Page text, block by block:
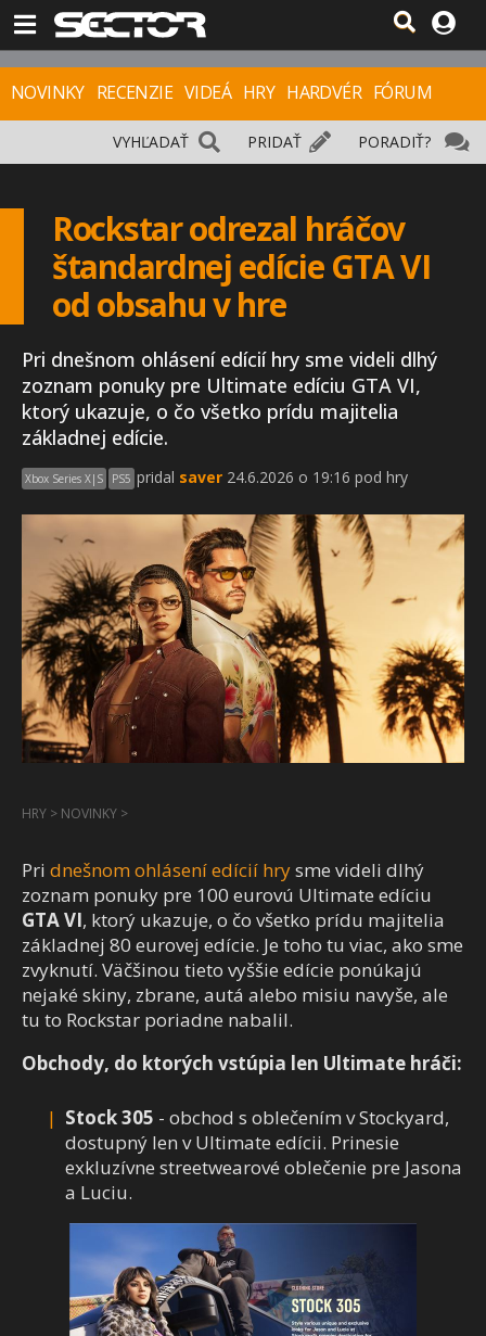
NOVINKY RECENZIE VIDEÁ HRY HARDVÉR FÓRUM
PORADIŤ?
PRIDAŤ
VYHĽADAŤ
Rockstar odrezal hráčov
štandardnej edície GTA VI
od obsahu v hre
Pri dnešnom ohlásení edícií hry sme videli dlhý
zoznam ponuky pre Ultimate edíciu GTA VI,
ktorý ukazuje, o čo všetko prídu majitelia
základnej edície.
Xbox Series X|S PS5 pridal saver 24.6.2026 o 19:16 pod hry
HRY > NOVINKY >
Pri dnešnom ohlásení edícií hrysme videli dlhý
zoznam ponuky pre 100 eurovú Ultimate edíciu
GTA VI, ktorý ukazuje, o čo všetko prídu majitelia
základnej 80 eurovej edície. Je toho tu viac, ako sme
zvyknutí. Väčšinou tieto vyššie edície ponúkajú
nejaké skiny, zbrane, autá alebo misiu navyše, ale
tu to Rockstar poriadne nabalil.
Obchody, do ktorých vstúpia len Ultimate hráči:
Stock 305 - obchod s oblečením v Stockyard,
dostupný len v Ultimate edícii. Prinesie
exkluzívne streetwearové oblečenie pre Jasona
a Luciu.